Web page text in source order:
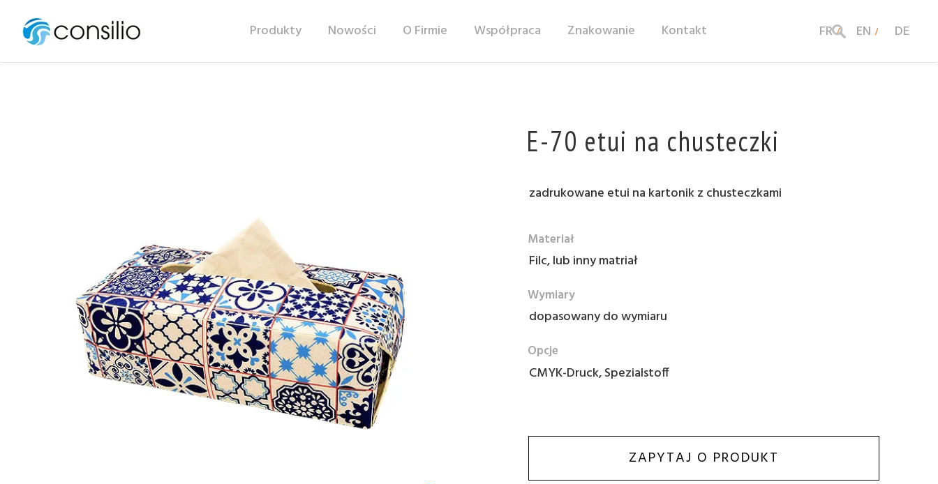
Kontakt
Znakowanie
Współpraca
O Firmie
Nowości
Produkty FR EN DE
E-70 etui na chusteczki
zadrukowane etui na kartonik z chusteczkami
Materiał
Filc, lub inny matriał
Wymiary
dopasowany do wymiaru
Opcje
CMYK-Druck, Spezialstoff
ZAPYTAJ O PRODUKT